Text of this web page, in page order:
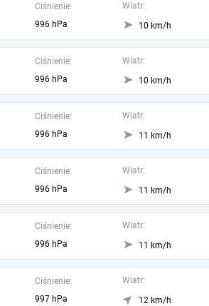
Ciśnienie:
996 hPa
Wiatr:
10 km/h
Ciśnienie:
996 hPa
Wiatr:
10 km/h
Ciśnienie:
996 hPa
Wiatr:
11 km/h
Ciśnienie:
996 hPa
Wiatr:
11 km/h
Ciśnienie:
996 hPa
Wiatr:
11 km/h
Ciśnienie:
997 hPa
Wiatr:
12 km/h